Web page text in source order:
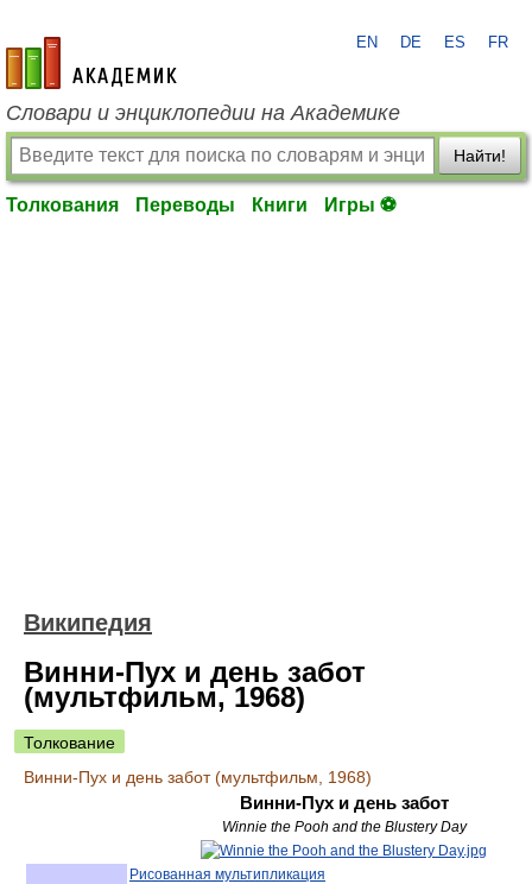
academic.ru
EN DE ES FR
Словари и энциклопедии на Академике
Найти!
Толкования Переводы Книги Игры ⚽
Википедия
Винни-Пух и день забот
(мультфильм, 1968)
Толкование
Винни-Пух и день забот (мультфильм, 1968)
Винни-Пух и день забот
Winnie the Pooh and the Blustery Day
Рисованная мультипликация